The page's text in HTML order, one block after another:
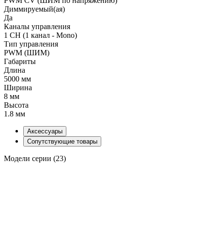
Диммируемый(ая)
Да
Каналы управления
1 CH (1 канал - Mono)
Тип управления
PWM (ШИМ)
Габариты
Длина
5000 мм
Ширина
8 мм
Высота
1.8 мм
Аксессуары
Сопутствующие товары
Модели серии (23)